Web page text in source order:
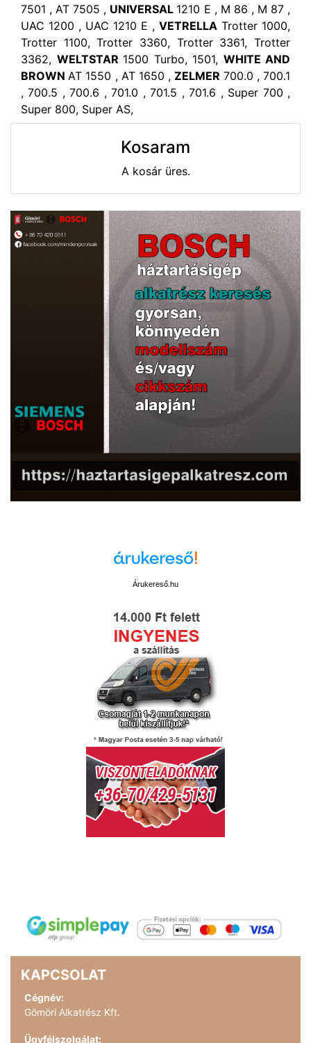
7501 , AT 7505 , UNIVERSAL 1210 E , M 86 , M 87 ,
UAC 1200 , UAC 1210 E , VETRELLA Trotter 1000,
Trotter 1100, Trotter 3360, Trotter 3361, Trotter
3362, WELTSTAR 1500 Turbo, 1501, WHITE AND
BROWN AT 1550 , AT 1650 ,ZELMER 700.0 , 700.1
, 700.5 , 700.6 , 701.0 , 701.5 , 701.6 , Super 700 ,
Super 800, Super AS,
Kosaram
A kosár üres.
Árukereső.hu
KAPCSOLAT
Cégnév:
Gömöri Alkatrész Kft.
Ügyfélszolgálat: